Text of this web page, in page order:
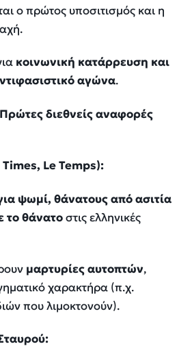
ο πρώτος υποσιτισμός και η
κοινωνική κατάρρευση και
αγώνα.
διεθνείς αναφορές
Times, LeTemps):
ψωμί, θάνατουςαπό ασιτία
το θάνατοστις ελληνικές
μαρτυρίες αυτοπτών,
χαρακτήρα (π.χ.
που λιμοκτονούν).